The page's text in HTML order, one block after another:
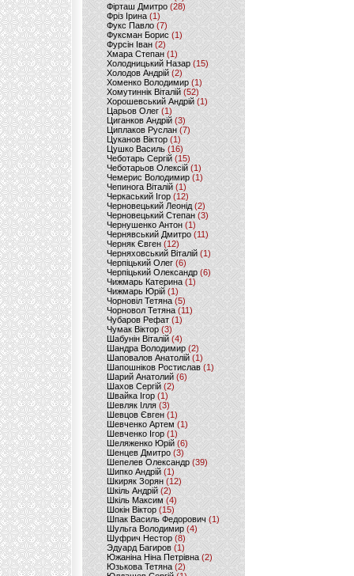
Фірташ Дмитро (28)
Фріз Ірина (1)
Фукс Павло (7)
Фуксман Борис (1)
Фурсін Іван (2)
Хмара Степан(1)
Холодницький Назар(15)
Холодов Андрій (2)
Хоменко Володимир (1)
Хомутиннік Віталій (52)
Хорошевський Андрій (1)
Царьов Олег (1)
Циганков Андрій (3)
Циплаков Руслан(7)
Цуканов Віктор (1)
Цушко Василь (16)
Чеботарь Сергій (15)
Чеботарьов Олексій (1)
Чемерис Володимир (1)
Чепинога Віталій (1)
Черкаський Ігор (12)
Черновецький Леонід(2)
Черновецький Степан (3)
Чернушенко Антон (1)
Чернявський Дмитро(11)
Черняк Євген(12)
Черняховський Віталій (1)
Черпіцький Олег (6)
Черпіцький Олександр (6)
Чижмарь Катерина (1)
Чижмарь Юрій (1)
Чорновіл Тетяна (5)
Чорновол Тетяна (11)
Чубаров Рефат (1)
Чумак Віктор(3)
Шабунін Віталій (4)
Шандра Володимир (2)
Шаповалов Анатолій(1)
Шапошніков Ростислав(1)
Шарий Анатолий(6)
Шахов Сергій(2)
Швайка Ігор (1)
Шевляк Ілля (3)
Шевцов Євген (1)
Шевченко Артем(1)
Шевченко Ігор(1)
Шеляженко Юрій (6)
Шенцев Дмитро (3)
Шепелев Олександр (39)
Шипко Андрій(1)
Шкиряк Зорян(12)
Шкіль Андрій(2)
Шкіль Максим (4)
Шокін Віктор (15)
Шпак Василь Федорович (1)
Шульга Володимир (4)
Шуфрич Нестор(8)
Эдуард Багиров (1)
Южаніна Ніна Петрівна (2)
Юзькова Тетяна(2)